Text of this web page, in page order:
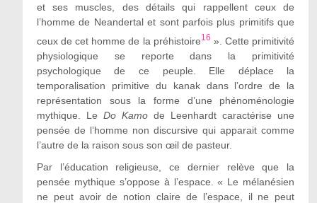
et ses muscles, des détails qui rappellent ceux de
l’homme de Neandertal et sont parfois plus primitifs que
ceux de cet homme de la préhistoire16 ». Cette primitivité
physiologique se reporte dans la primitivité
psychologique de ce peuple. Elle déplace la
temporalisation primitive du kanak dans l’ordre de la
représentation sous la forme d’une phénoménologie
mythique. Le Do Kamo de Leenhardt caractérise une
pensée de l’homme non discursive qui apparait comme
l’autre de la raison sous son œil de pasteur.
Par l’éducation religieuse, ce dernier relève que la
pensée mythique s’oppose à l’espace. « Le mélanésien
ne peut avoir de notion claire de l’espace, il ne peut